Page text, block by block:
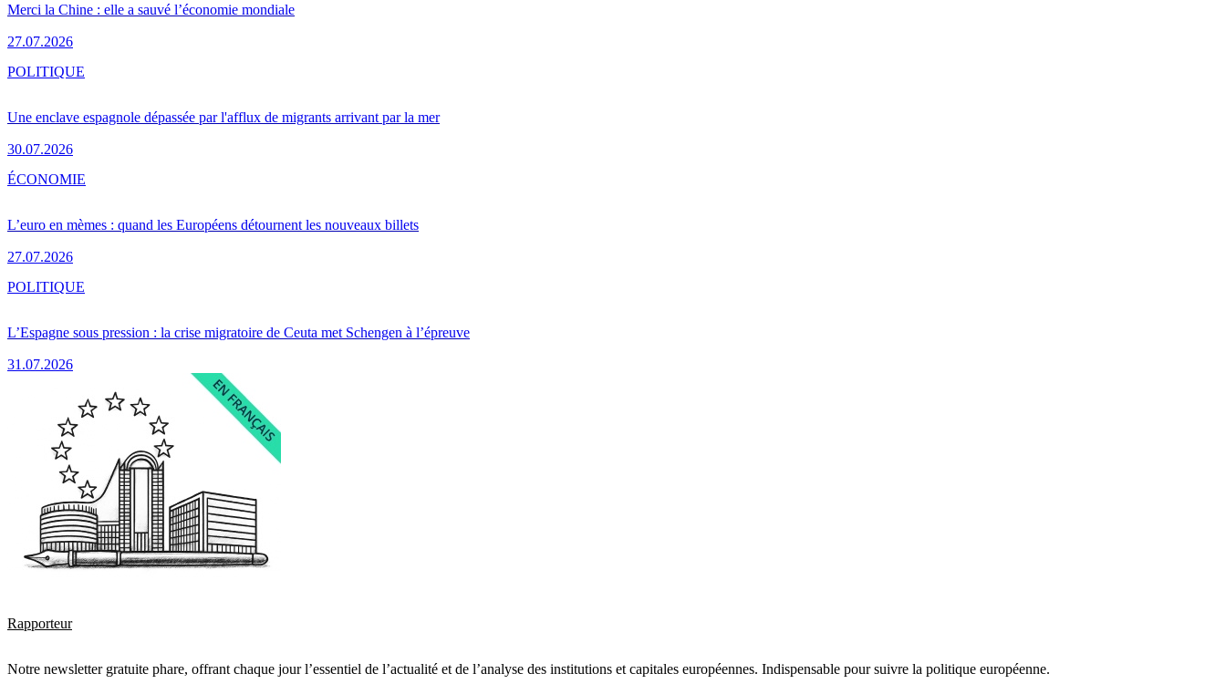
Merci la Chine : elle a sauvé l’économie mondiale
27.07.2026
Une enclave espagnole dépassée par l'afflux de migrants arrivant par la mer
30.07.2026
POLITIQUE
L’euro en mèmes : quand les Européens détournent les nouveaux billets
27.07.2026
ÉCONOMIE
L’Espagne sous pression : la crise migratoire de Ceuta met Schengen à l’épreuve
31.07.2026
POLITIQUE
Rapporteur
Notre newsletter gratuite phare, offrant chaque jour l’essentiel de l’actualité et de l’analyse des institutions et capitales européennes. Indispensable pour suivre la politique européenne.